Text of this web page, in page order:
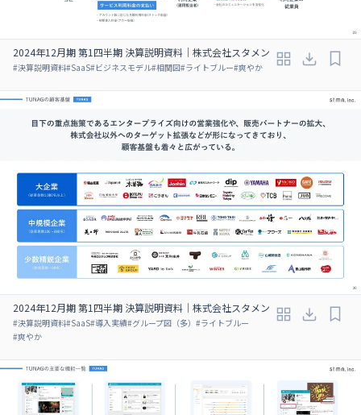
2024年12月期 第1四半期 決算説明資料｜株式会社スタメン
#決算説明資料#SaaS#ビジネスモデル#相関図#ライトブルー#爽やか
2024年12月期 第1四半期 決算説明資料｜株式会社スタメン
#決算説明資料#SaaS#導入実績#グループ図（多） #ライトブルー
#爽やか